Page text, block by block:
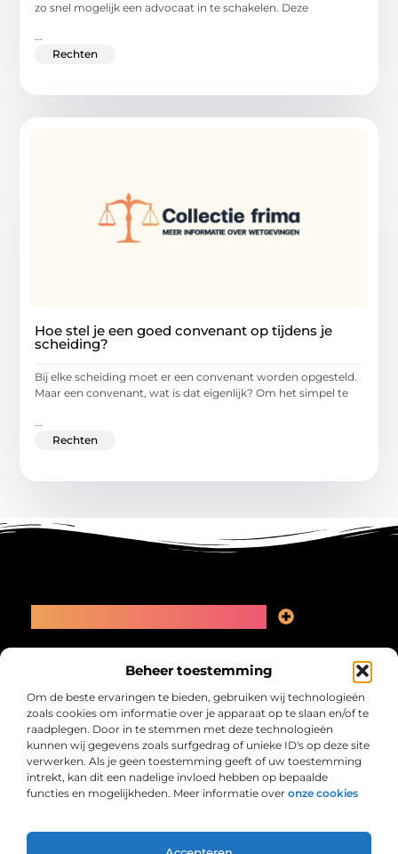
Beheer toestemming
Om de beste ervaringen te bieden, gebruiken wij technologieën
zoals cookies om informatie over je apparaat op te slaan en/of te
raadplegen. Door in te stemmen met deze technologieën
kunnen wij gegevens zoals surfgedrag of unieke ID's op deze site
verwerken. Als je geen toestemming geeft of uw toestemming
intrekt, kan dit een nadelige invloed hebben op bepaalde
functies en mogelijkheden. Meer informatie over onze cookies
zo snel mogelijk een advocaat in te schakelen. Deze
...
Rechten
Hoe stel je een goed convenant op tijdens je
scheiding?
Bij elke scheiding moet er een convenant worden opgesteld.
Maar een convenant, wat is dat eigenlijk? Om het simpel te
Rechten
Collectiefrima.nl – Jouw verzameling van
Ontdek blogs en artikelen over alles wat het dagelijks leven boeiend
maakt.